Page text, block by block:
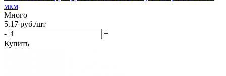
мкм
Много
5.17 руб./шт
-
+
Купить